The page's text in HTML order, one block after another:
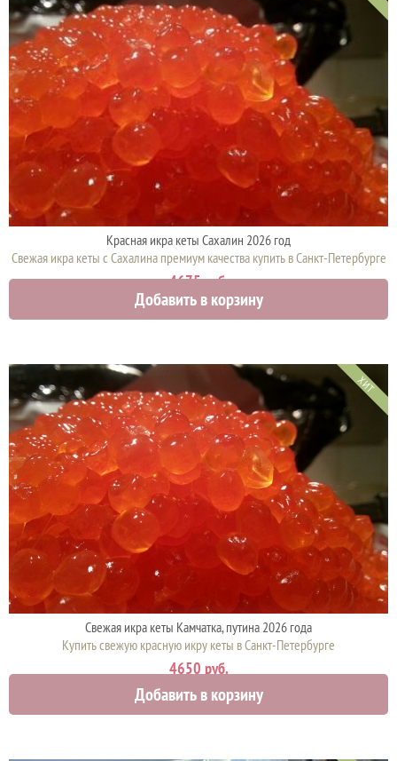
Красная икра кеты Сахалин 2026 год
Свежая икра кеты с Сахалина премиум качества купить в Санкт-Петербурге
4675 руб.
Добавить в корзину
ХИТ
Свежая икра кеты Камчатка, путина 2026 года
Купить свежую красную икру кеты в Санкт-Петербурге
4650 руб.
Добавить в корзину